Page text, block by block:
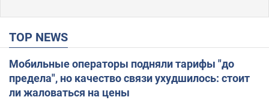
TOP NEWS
Мобильные операторы подняли тарифы "до
предела", но качество связи ухудшилось: стоит
ли жаловаться на цены